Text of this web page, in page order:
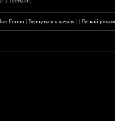
Forum |Вернуться к началу ||Лёгкий